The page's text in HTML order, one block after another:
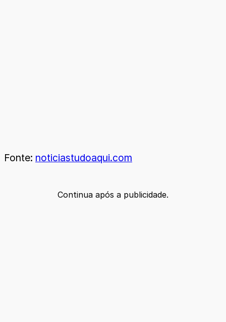
Fonte: noticiastudoaqui.com
Continua após a publicidade.